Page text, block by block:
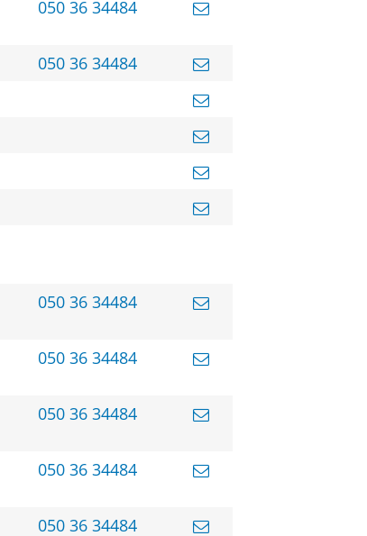
050 36 34484
050 36 34484
050 36 34484
050 36 34484
050 36 34484
050 36 34484
050 36 34484